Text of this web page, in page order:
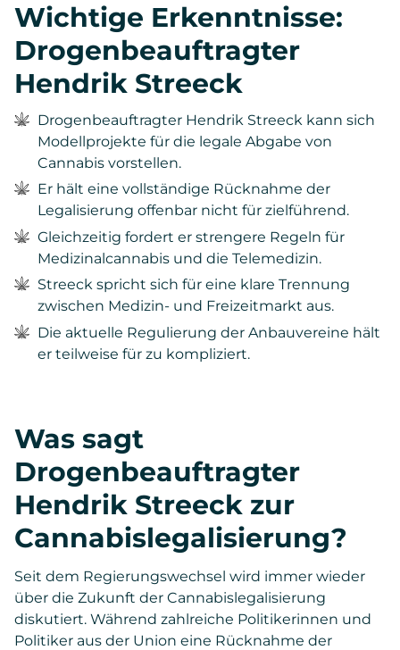
Wichtige Erkenntnisse:
Drogenbeauftragter
Hendrik Streeck
Drogenbeauftragter Hendrik Streeck kann sich
Modellprojekte für die legale Abgabe von
Cannabis vorstellen.
Er hält eine vollständige Rücknahme der
Legalisierung offenbar nicht für zielführend.
Gleichzeitig fordert er strengere Regeln für
Medizinalcannabis und die Telemedizin.
Streeck spricht sich für eine klare Trennung
zwischen Medizin- und Freizeitmarkt aus.
Die aktuelle Regulierung der Anbauvereine hält
er teilweise für zu kompliziert.
Was sagt
Drogenbeauftragter
Hendrik Streeck zur
Cannabislegalisierung?
Seit dem Regierungswechsel wird immer wieder
über die Zukunft der Cannabislegalisierung
diskutiert. Während zahlreiche Politikerinnen und
Politiker aus der Union eine Rücknahme der